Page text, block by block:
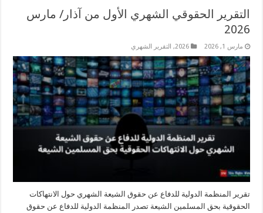
التقرير الحقوقي الشهري الأول من آذار/ مارس
2026
مارس 1, 2026 2026
, التقرير الشهري
تقرير المنظمة الدولية للدفاع عن حقوق الشيعة الشهري حول الانتهاكات
الحقوقية بحق المسلمين الشيعة تصدر المنظمة الدولية للدفاع عن حقوق